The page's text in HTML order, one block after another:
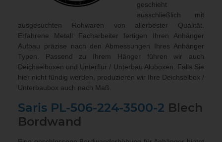
geschieht
ausschließlich mit
ausgesuchten Rohwaren von allerbester Qualität.
Erfahrene Metall Facharbeiter fertigen Ihren Anhänger
Aufbau präzise nach den Abmessungen Ihres Anhänger
Typen. Passend zu Ihrem Hänger führen wir auch
Deichselboxen und Unterflur / Unterbau Aluboxen . Falls Sie
hier nicht fündig werden, produzieren wir Ihre Deichselbox /
Unterbaubox auch nach Maß
Saris PL-506-224-3500-2 Blech
Bordwand